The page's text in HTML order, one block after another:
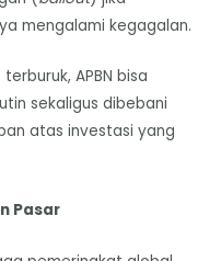
mengalami kegagalan.
APBN bisa
sekaligus dibebani
atas investasi yang
Pasar